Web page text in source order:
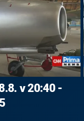
v 20:40 -